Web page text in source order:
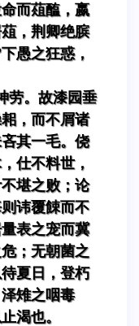
而葅醢，嬴
，荆卿绝膑
愚之狂惑，
劳。故漆园垂
，而不屑诸
其一毛。侥
仕不料世，
堪之败；论
讳覆餗而不
表之宠而冀
；无朝菌之
夏日，登朽
雉之咽毒
渴也。